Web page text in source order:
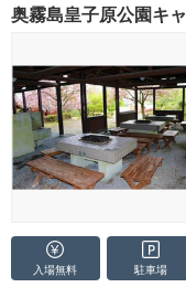
奥霧島皇子原公園キ
入場無料 駐車場